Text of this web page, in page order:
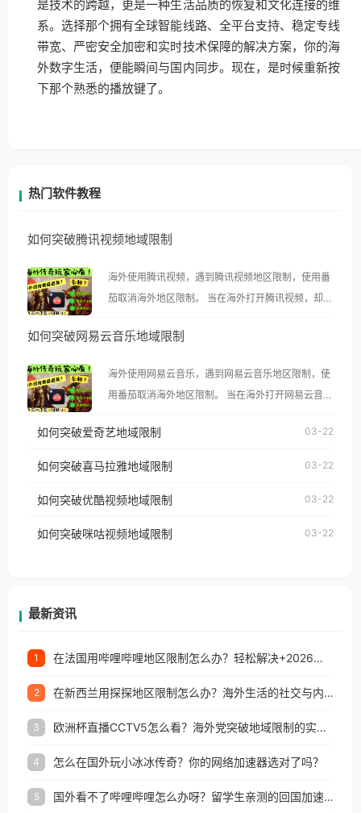
是技术的跨越，更是一种生活品质的恢复和文化连接的维
系。选择那个拥有全球智能线路、全平台支持、稳定专线
带宽、严密安全加密和实时技术保障的解决方案，你的海
外数字生活，便能瞬间与国内同步。现在，是时候重新按
下那个熟悉的播放键了。
热门软件教程
如何突破腾讯视频地域限制
海外使用腾讯视频，遇到腾讯视频地区限制，使用番
茄取消海外地区限制。 当在海外打开腾讯视频，却突
示语。 海外用户如香港、澳门、台湾、美国、加拿
像其他音乐平台一样，出现地区及版权限制问题，且
仅能在中国大陆地区播放。 遇到这个问题的朋友们，
台湾、美国、加拿大、澳大利亚、欧洲等国家和地区
权限制所困扰。
如何突破网易云音乐地域限制
海外使用网易云音乐，遇到网易云音乐地区限制，使
用番茄取消海外地区限制。 当在海外打开网易云音
播放”的提示语。 海外用户如香港、澳门、台湾、美
制问题，且仅能在中国大陆地区播放。 遇到这个问题
户收听网易云音乐地区版权限制」的问题，无论人在
如何突破爱奇艺地域限制 03-22
如何突破喜马拉雅地域限制 03-22
如何突破优酷视频地域限制 03-22
如何突破咪咕视频地域限制 03-22
最新资讯
1 在法国用哔哩哔哩地区限制怎么办？轻松解决+2026世界杯看球攻略
2 在新西兰用探探地区限制怎么办？海外生活的社交与内容之困
3 欧洲杯直播CCTV5怎么看？海外党突破地域限制的实用指南
4 怎么在国外玩小冰冰传奇？你的网络加速器选对了吗？
5 国外看不了哔哩哔哩怎么办呀？留学生亲测的回国加速全攻略（含酷我音乐渤海银行解决方法）